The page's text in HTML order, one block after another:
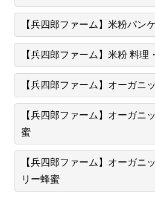
【兵四郎ファーム】米粉パン
【兵四郎ファーム】米粉 料理
【兵四郎ファーム】オーガニ
【兵四郎ファーム】オーガニ
蜜
【兵四郎ファーム】オーガニ
リー蜂蜜